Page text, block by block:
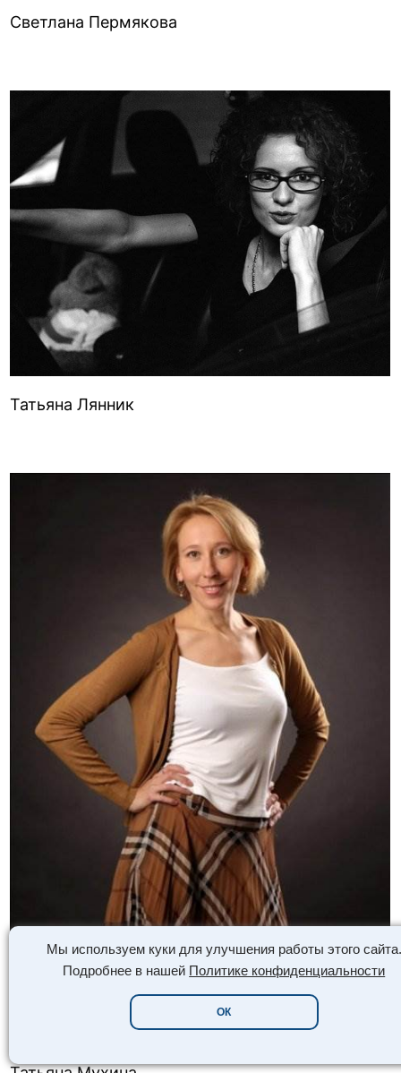
Мы используем куки для улучшения работы этого сайта.
Подробнее в нашей Политике конфиденциальности
ОК
Светлана Пермякова
Татьяна Лянник